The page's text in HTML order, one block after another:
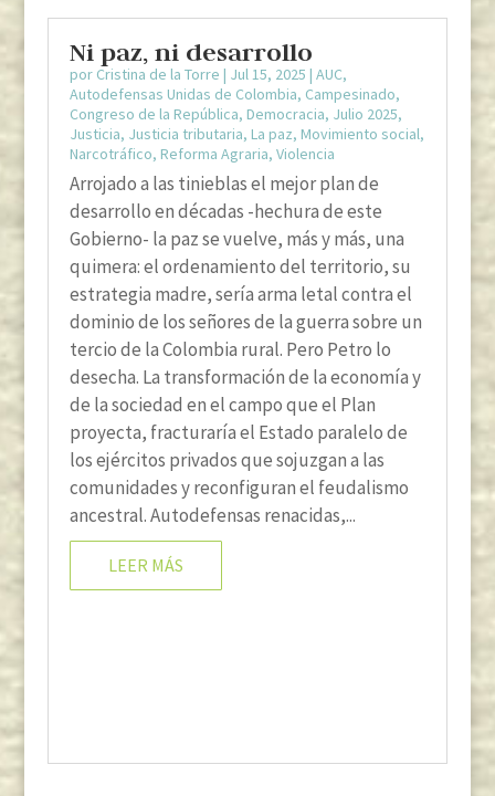
Ni paz, ni desarrollo
por Cristina de la Torre | Jul 15, 2025 | AUC,
Autodefensas Unidas de Colombia, Campesinado,
Congreso de la República, Democracia, Julio 2025,
Justicia, Justicia tributaria, La paz, Movimiento social,
Narcotráfico, Reforma Agraria, Violencia
Arrojado a las tinieblas el mejor plan de
desarrollo en décadas -hechura de este
Gobierno- la paz se vuelve, más y más, una
quimera: el ordenamiento del territorio, su
estrategia madre, sería arma letal contra el
dominio de los señores de la guerra sobre un
tercio de la Colombia rural. Pero Petro lo
desecha. La transformación de la economía y
de la sociedad en el campo que el Plan
proyecta, fracturaría el Estado paralelo de
los ejércitos privados que sojuzgan a las
comunidades y reconfiguran el feudalismo
ancestral. Autodefensas renacidas,...
LEER MÁS